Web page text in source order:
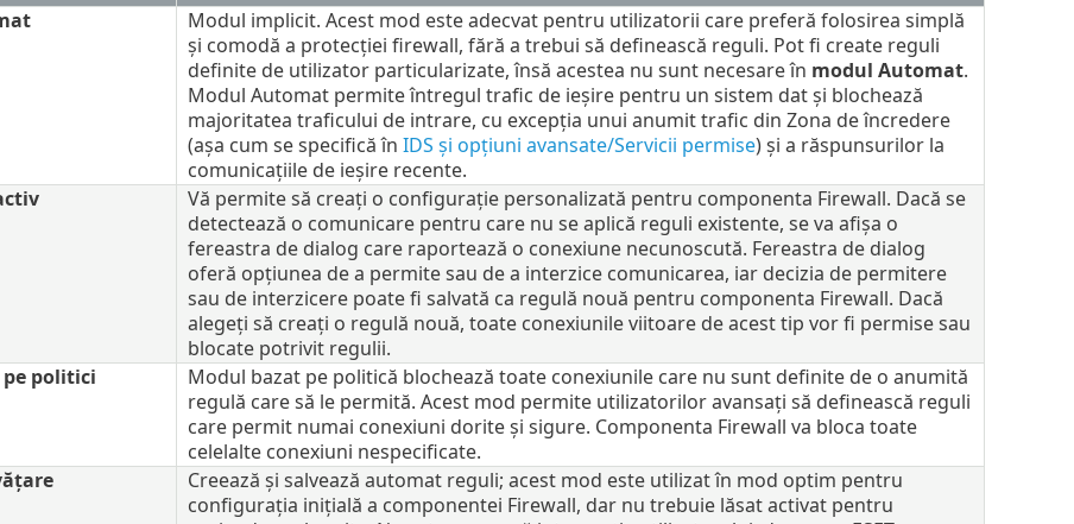
Modul implicit. Acest mod este adecvat pentru utilizatorii care preferă folosirea simplă
și comodă a protecției firewall, fără a trebui să definească reguli. Pot fi create reguli
definite de utilizator particularizate, însă acestea nu sunt necesare în modul Automat.
Modul Automat permite întregul trafic de ieșire pentru un sistem dat și blochează
majoritatea traficului de intrare, cu excepția unui anumit trafic din Zona de încredere
(așa cum se specifică în IDS și opțiuni avansate/Servicii permise) și a răspunsurilor la
comunicațiile de ieșire recente.
Vă permite să creați o configurație personalizată pentru componenta Firewall. Dacă se
detectează o comunicare pentru care nu se aplică reguli existente, se va afișa o
fereastra de dialog care raportează o conexiune necunoscută. Fereastra de dialog
oferă opțiunea de a permite sau de a interzice comunicarea, iar decizia de permitere
sau de interzicere poate fi salvată ca regulă nouă pentru componenta Firewall. Dacă
alegeți să creați o regulă nouă, toate conexiunile viitoare de acest tip vor fi permise sau
blocate potrivit regulii.
politici
Modul bazat pe politică blochează toate conexiunile care nu sunt definite de o anumită
regulă care să le permită. Acest mod permite utilizatorilor avansați să definească reguli
care permit numai conexiuni dorite și sigure. Componenta Firewall va bloca toate
celelalte conexiuni nespecificate.
Creează și salvează automat reguli; acest mod este utilizat în mod optim pentru
configurația inițială a componentei Firewall, dar nu trebuie lăsat activat pentru